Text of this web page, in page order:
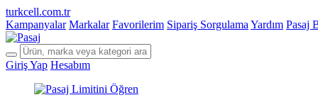
turkcell.com.tr
Kampanyalar Markalar Favorilerim Sipariş Sorgulama Yardım Pasaj
Giriş Yap Hesabım